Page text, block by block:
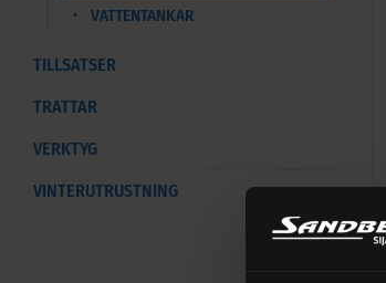
VATTENTANKAR
TILLSATSER
TRATTAR
VERKTYG
VINTERUTRUSTNING